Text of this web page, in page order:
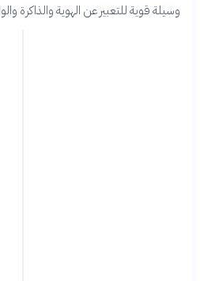
وسيلة قوية للتعبير عن الهوية والذاكرة